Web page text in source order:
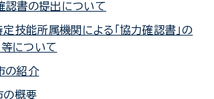
認書の提出について
定技能所属機関による「協力確認書」の
について
の紹介
の概要